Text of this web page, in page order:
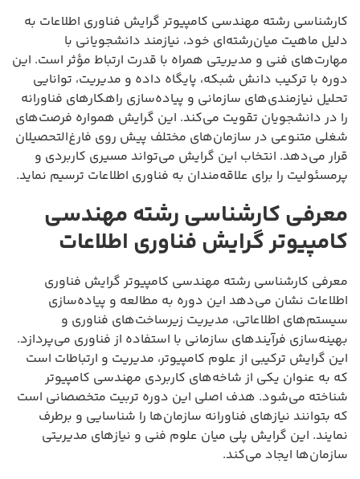
کارشناسی رشته مهندسی کامپیوتر گرایش فناوری اطلاعات به
دلیل ماهیت میان‌رشته‌ای خود، نیازمند دانشجویانی با
مهارت‌های فنی و مدیریتی همراه با قدرت ارتباط مؤثر است. این
دوره با ترکیب دانش شبکه، پایگاه داده و مدیریت، توانایی
تحلیل نیازمندی‌های سازمانی و پیاده‌سازی راهکارهای فناورانه
را در دانشجویان تقویت می‌کند. این گرایش همواره فرصت‌های
شغلی متنوعی در سازمان‌های مختلف پیش روی فارغ‌التحصیلان
قرار می‌دهد. انتخاب این گرایش می‌تواند مسیری کاربردی و
پرمسئولیت را برای علاقه‌مندان به فناوری اطلاعات ترسیم نماید.
معرفی کارشناسی رشته مهندسی
کامپیوتر گرایش فناوری اطلاعات
معرفی کارشناسی رشته مهندسی کامپیوتر گرایش فناوری
اطلاعات نشان می‌دهد این دوره به مطالعه و پیاده‌سازی
سیستم‌های اطلاعاتی، مدیریت زیرساخت‌های فناوری و
بهینه‌سازی فرآیندهای سازمانی با استفاده از فناوری می‌پردازد.
این گرایش ترکیبی از علوم کامپیوتر، مدیریت و ارتباطات است
که به عنوان یکی از شاخه‌های کاربردی مهندسی کامپیوتر
شناخته می‌شود. هدف اصلی این دوره تربیت متخصصانی است
که بتوانند نیازهای فناورانه سازمان‌ها را شناسایی و برطرف
نمایند. این گرایش پلی میان علوم فنی و نیازهای مدیریتی
سازمان‌ها ایجاد می‌کند.